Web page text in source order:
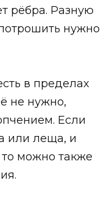
рёбра. Разную
нужно
в пределах
не нужно,
Если
или леща, и
можно также